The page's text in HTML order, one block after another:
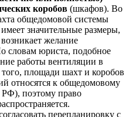
коробов (шкафов). Во
общедомовой системы
значительные размеры,
желание
словам юриста, подобное
работы вентиляции в
площади шахт и коробов
относятся к общедомовому
поэтому право
перепланировку с